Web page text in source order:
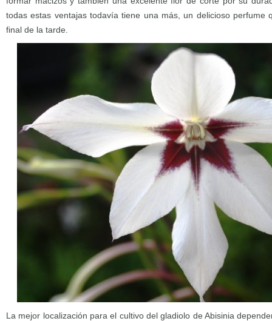
todas estas ventajas todavía tiene una más, un delicioso perfume
final de la tarde.
La mejor localización para el cultivo del gladiolo de Abisinia